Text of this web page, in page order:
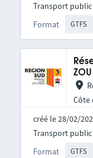
Format GTFS
Transport
Côte
créé le 28/02/
Format GTFS
Transport